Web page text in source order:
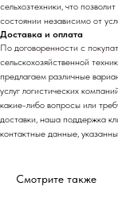
сельхозтехники, что
состоянии независимо от
Доставка и оплата
По договоренности с
сельскохозяйственной
предлагаем различные
услуг логистических
какие-либо вопросы или
доставки, наша поддержка
контактные данные,
Смотрите также